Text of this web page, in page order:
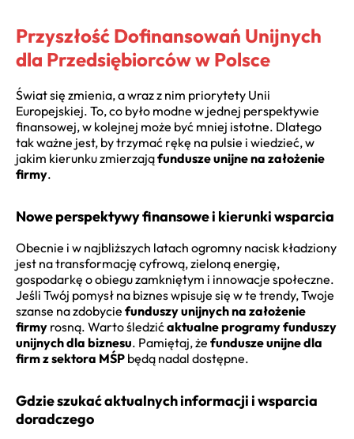
Przyszłość Dofinansowań Unijnych
dla Przedsiębiorców w Polsce
Świat się zmienia, a wraz z nim priorytety Unii
Europejskiej. To, co było modne w jednej perspektywie
finansowej, w kolejnej może być mniej istotne. Dlatego
tak ważne jest, by trzymać rękę na pulsie i wiedzieć, w
jakim kierunku zmierzająfundusze unijne na założenie
firmy.
Nowe perspektywy finansowe i kierunki wsparcia
Obecnie i w najbliższych latach ogromny nacisk kładziony
jest na transformację cyfrową, zieloną energię,
gospodarkę o obiegu zamkniętym i innowacje społeczne.
Jeśli Twój pomysł na biznes wpisuje się w te trendy, Twoje
szanse na zdobycie funduszy unijnych na założenie
firmy rosną. Warto śledzićaktualne programy funduszy
unijnych dla biznesu. Pamiętaj, że fundusze unijne dla
firm z sektora MŚP będą nadal dostępne.
Gdzie szukać aktualnych informacji i wsparcia
doradczego